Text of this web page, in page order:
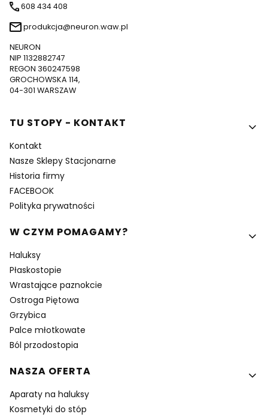
608 434 408
produkcja@neuron.waw.pl
NEURON
NIP 1132882747
REGON 360247598
GROCHOWSKA 114,
04-301 WARSZAW
Linki w stopce
TU STOPY - KONTAKT
Kontakt
Nasze Sklepy Stacjonarne
Historia firmy
FACEBOOK
Polityka prywatności
W CZYM POMAGAMY?
Haluksy
Płaskostopie
Wrastające paznokcie
Ostroga Piętowa
Grzybica
Palce młotkowate
Ból przodostopia
NASZA OFERTA
Aparaty na haluksy
Kosmetyki do stóp